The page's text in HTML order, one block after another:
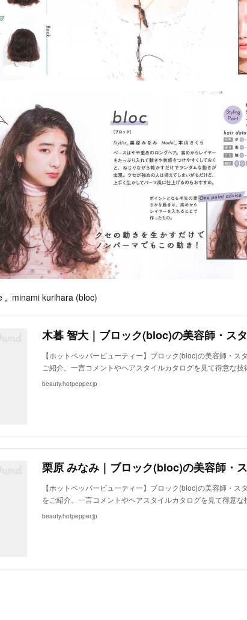
, minami kurihara (bloc)
【ホットペッパービューティー】ブロック(bloc)の美容師・ス
ご紹介。一言コメントやヘアスタイルカタログを見て得意な
beauty.hotpepper.jp
【ホットペッパービューティー】ブロック(bloc)の美容師・ス
をご紹介。一言コメントやヘアスタイルカタログを見て得意
beauty.hotpepper.jp